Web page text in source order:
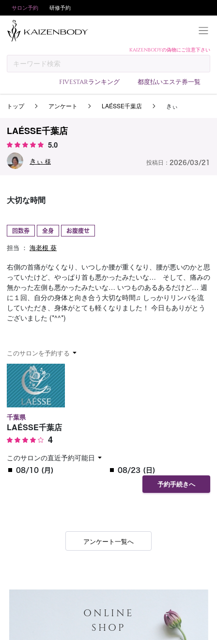
サロン予約 研修予約
KAIZENBODYの偽物にご注意下さい
FIVESTARランキング 都度払いエステ券一覧
予約方法
サロンランキング
予約確認
トップ アンケート LAÉSSE千葉店 きぃ
LAÉSSE千葉店
5.0
きぃ 様 投稿日： 2026/03/21
大切な時間
回数券 全身 お腹痩せ
担当 ： 海老根 葵
右側の首痛がなくなり、いつしか腰が重くなり、腰が悪いのかと思
っていたけど、やっぱり首も悪かったみたいな… そして、痛みの
無かった左側も悪かったみたいな… いつものあるあるだけど… 週
に１回、自分の身体と向き合う大切な時間♫ しっかりリンパを流
していただき、身体がとても軽くなりました！ 今日もありがとう
ございました (*^^*)
このサロンを予約する
千葉県
LAÉSSE千葉店
4
このサロンの直近予約可能日
08/10 (月) 08/23 (日)
予約手続きへ
アンケート一覧へ
ONLINE
SHOP